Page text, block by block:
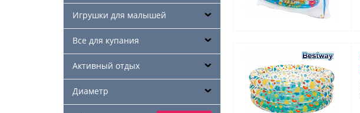
Игрушки для малышей
Все для купания
Активный отдых
Диаметр